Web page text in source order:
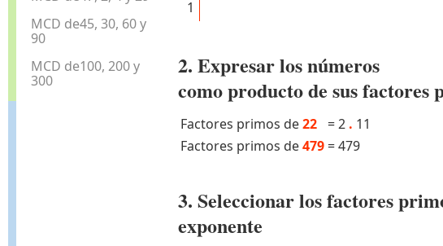
MCD de45, 30, 60 y
90
MCD de100, 200 y
300
1
2. Expresar los números
como producto de sus factores
Factores primos de22 =2 . 11
Factores primos de479 =479
3. Seleccionar los factores
exponente